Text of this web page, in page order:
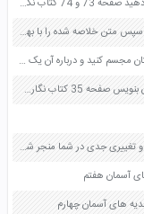
یکی از متن های ناتمام زیر را انتخاب کنید و نوشته را ادامه دهید صفحه 73 و 74 کتاب نگارش فارسی پنجم دبستان
یکی از درس های مندرج در کتاب درسی خود را خلاصه کنید سپس متن خلاصه شده را با بهره گیری از روش های دسته بندی نمودار جدول نقشه مفهومی نشان دهید صفحه 118 نگارش یازدهم
یکی از صدا های آبشار به هم خوردن برگ ها زنبور را در ذهنتان مجسم کنید و درباره آن یک بند بنویسید صفحه 11 نگارش پنجم
یکی از دو موضوع را به دلخواه انتخاب کن و یک بند درباره آن بنویس صفحه 35 کتاب نگارش فارسی سوم
یکی از موثرترین پیام هایی را که دریافت کرده اید و به اقناع و تغییری جدی در شما منجر شده است برسی کنید و علت این تاثیر گذاری قابل توجه را بنویسید صفحه 52 تفکر و سواد رسانه ای دهم